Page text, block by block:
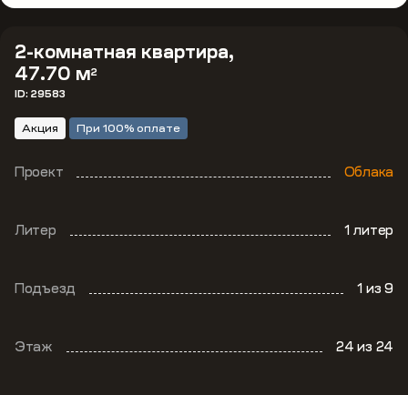
2-комнатная квартира,
47.70 м2
ID: 29583
Акция При 100% оплате
Проект Облака
Литер 1 литер
Подъезд 1из 9
Этаж 24из 24